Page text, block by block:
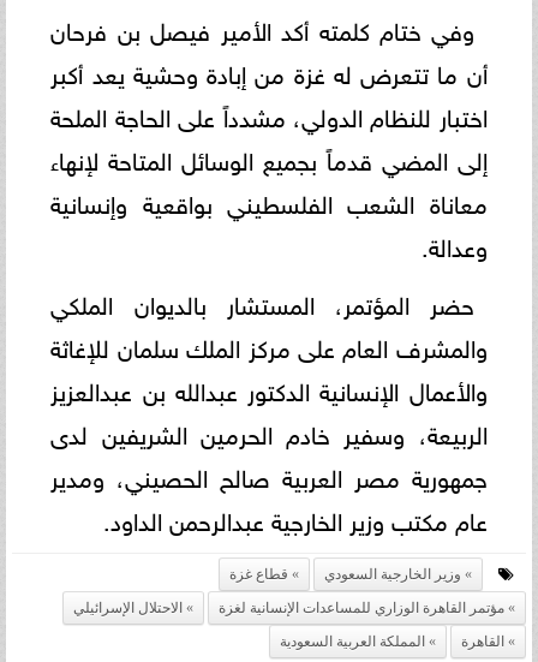
وفي ختام كلمته أكد الأمير فيصل بن فرحان
أن ما تتعرض له غزة من إبادة وحشية يعد أكبر
اختبار للنظام الدولي، مشدداً على الحاجة الملحة
إلى المضي قدماً بجميع الوسائل المتاحة لإنهاء
معاناة الشعب الفلسطيني بواقعية وإنسانية
وعدالة.
حضر المؤتمر، المستشار بالديوان الملكي
والمشرف العام على مركز الملك سلمان للإغاثة
والأعمال الإنسانية الدكتور عبدالله بن عبدالعزيز
الربيعة، وسفير خادم الحرمين الشريفين لدى
جمهورية مصر العربية صالح الحصيني، ومدير
عام مكتب وزير الخارجية عبدالرحمن الداود.
وزير الخارجية السعودي
قطاع غزة
مؤتمر القاهرة الوزاري للمساعدات الإنسانية لغزة
الاحتلال الإسرائيلي
القاهرة
المملكة العربية السعودية